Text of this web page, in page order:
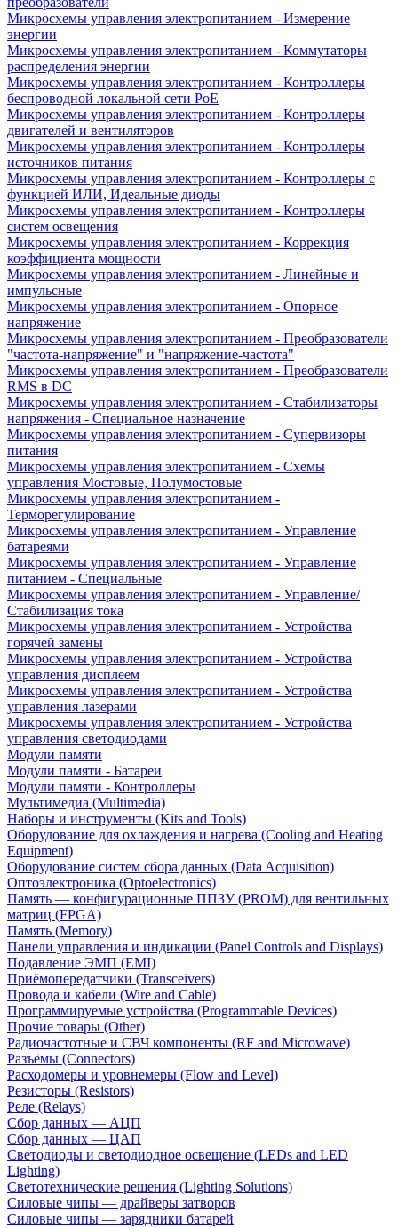
Микросхемы управления электропитанием - Измерение
энергии
Микросхемы управления электропитанием - Коммутаторы
распределения энергии
Микросхемы управления электропитанием - Контроллеры
беспроводной локальной сети PoE
Микросхемы управления электропитанием - Контроллеры
двигателей и вентиляторов
Микросхемы управления электропитанием - Контроллеры
источников питания
Микросхемы управления электропитанием - Контроллеры с
функцией ИЛИ, Идеальные диоды
Микросхемы управления электропитанием - Контроллеры
систем освещения
Микросхемы управления электропитанием - Коррекция
коэффициента мощности
Микросхемы управления электропитанием - Линейные и
импульсные
Микросхемы управления электропитанием - Опорное
напряжение
Микросхемы управления электропитанием - Преобразователи
"частота-напряжение" и "напряжение-частота"
Микросхемы управления электропитанием - Преобразователи
RMS в DC
Микросхемы управления электропитанием - Стабилизаторы
напряжения - Специальное назначение
Микросхемы управления электропитанием - Супервизоры
питания
Микросхемы управления электропитанием - Схемы
управления Мостовые, Полумостовые
Микросхемы управления электропитанием -
Терморегулирование
Микросхемы управления электропитанием - Управление
батареями
Микросхемы управления электропитанием - Управление
питанием - Специальные
Микросхемы управления электропитанием - Управление/
Стабилизация тока
Микросхемы управления электропитанием - Устройства
горячей замены
Микросхемы управления электропитанием - Устройства
управления дисплеем
Микросхемы управления электропитанием - Устройства
управления лазерами
Микросхемы управления электропитанием - Устройства
управления светодиодами
Модули памяти
Модули памяти - Батареи
Модули памяти - Контроллеры
Мультимедиа (Multimedia)
Наборы и инструменты (Kits and Tools)
Оборудование для охлаждения и нагрева (Cooling and Heating
Equipment)
Оборудование систем сбора данных (Data Acquisition)
Оптоэлектроника (Optoelectronics)
Память — конфигурационные ППЗУ (PROM) для вентильных
матриц (FPGA)
Память (Memory)
Панели управления и индикации (Panel Controls and Displays)
Подавление ЭМП (EMI)
Приёмопередатчики (Transceivers)
Провода и кабели (Wire and Cable)
Программируемые устройства (Programmable Devices)
Прочие товары (Other)
Радиочастотные и СВЧ компоненты (RF and Microwave)
Разъёмы (Connectors)
Расходомеры и уровнемеры (Flow and Level)
Резисторы (Resistors)
Реле (Relays)
Сбор данных — АЦП
Сбор данных — ЦАП
Светодиоды и светодиодное освещение (LEDs and LED
Lighting)
Светотехнические решения (Lighting Solutions)
Силовые чипы — драйверы затворов
Силовые чипы — зарядники батарей